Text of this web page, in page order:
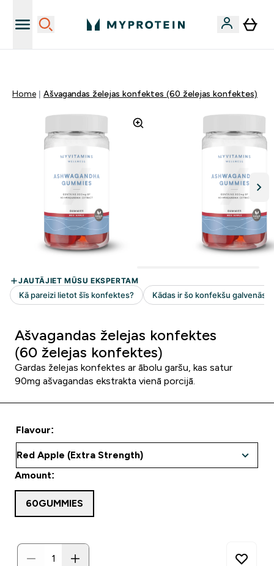
Home Ašvagandas želejas konfektes (60 želejas konfektes)
Ašvagandas želejas konfektes
(60 želejas konfektes)
Gardas želejas konfektes ar ābolu garšu, kas satur
90mg ašvagandas ekstrakta vienā porcijā.
Flavour:
Amount:
60GUMMIES